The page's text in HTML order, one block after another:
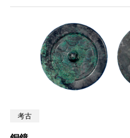
考古